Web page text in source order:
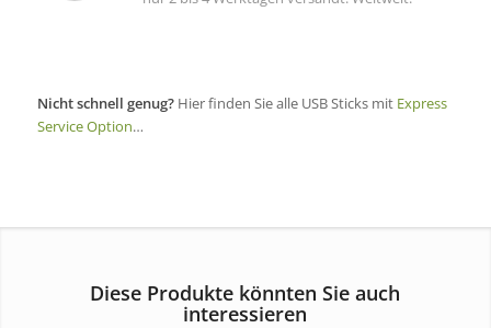
Nicht schnell genug?Hier finden Sie alle USB Sticks mit Express
Service Option…
Diese Produkte könnten Sie auch
interessieren